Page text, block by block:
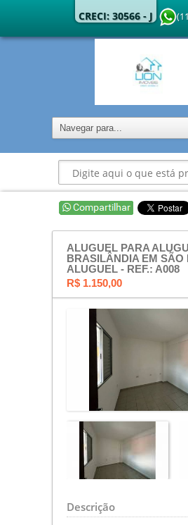
CRECI: 30566 - J
ALUGUEL PARA
BRASILÂNDIA EM SÃO
ALUGUEL - REF.: A008
R$ 1.150,00
Descrição